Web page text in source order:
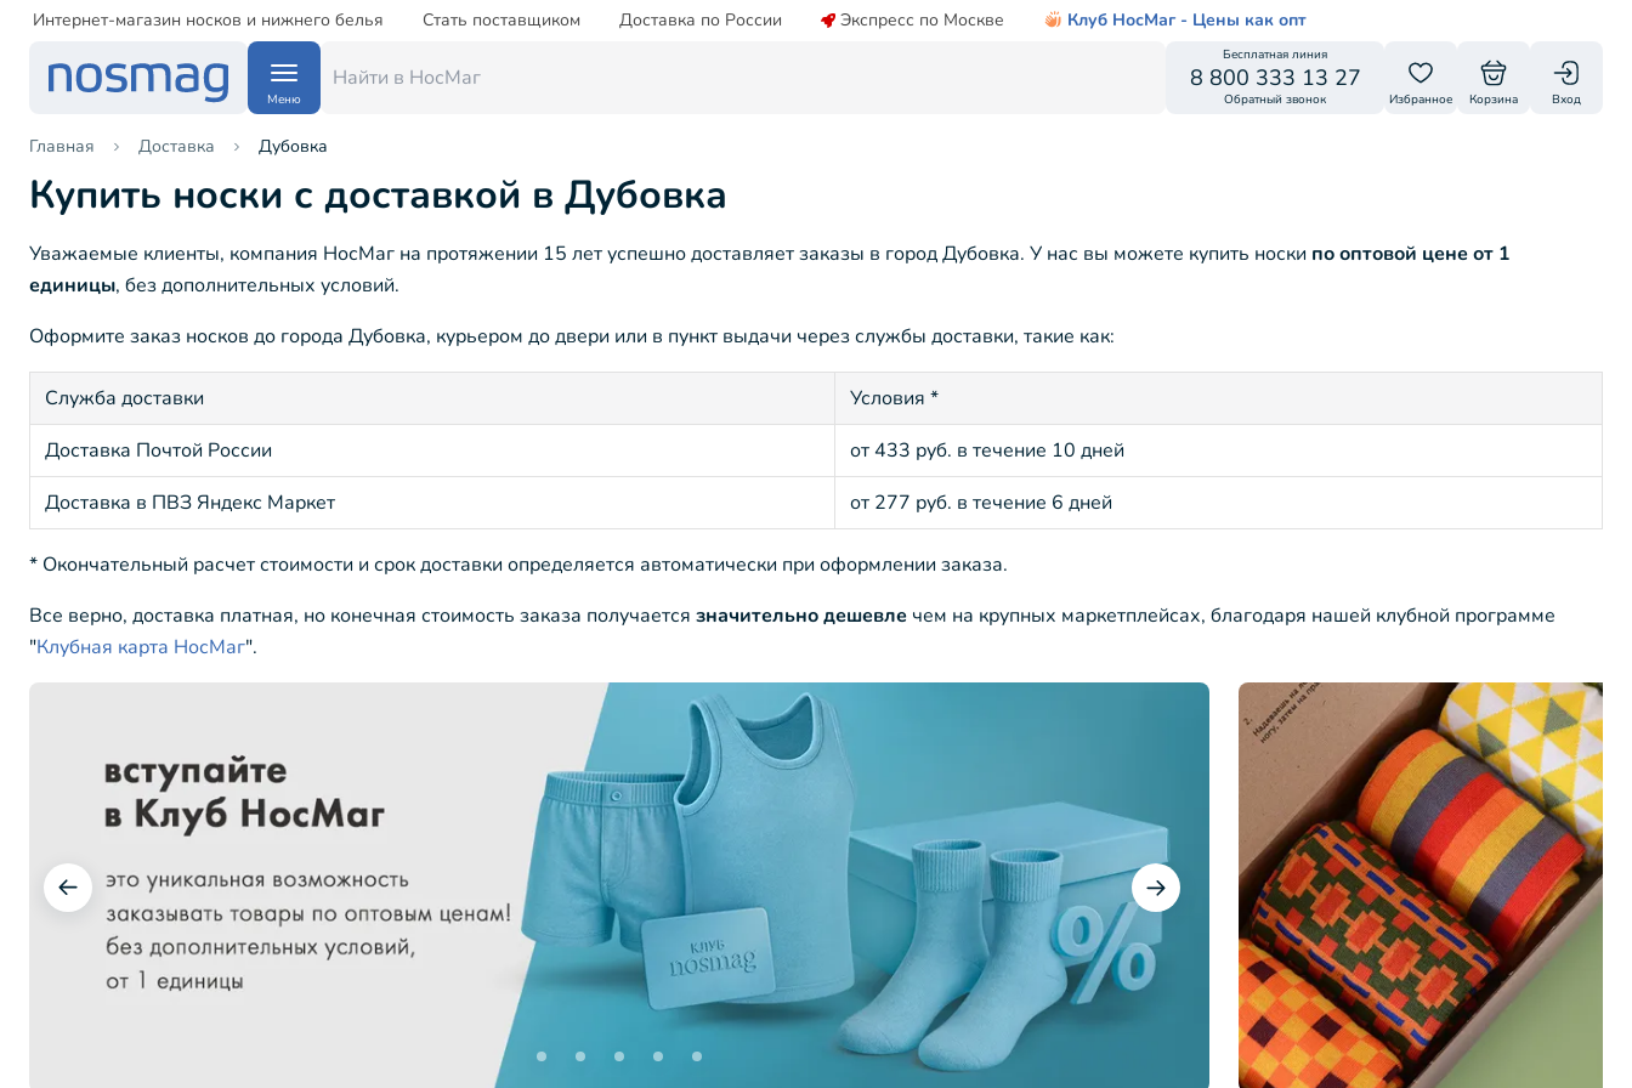
Интернет-магазин носков и нижнего белья Стать поставщиком Доставка по России Экспресс по Москве Клуб НосМаг - Цены как опт
Меню
Бесплатная линия
8 800 333 13 27
Обратный звонок Избранное Корзина Вход
Главная Доставка Дубовка
Купить носки с доставкой в Дубовка
Уважаемые клиенты, компания НосМаг на протяжении 15 лет успешно доставляет заказы в город Дубовка. У нас вы можете купить носки по оптовой цене от 1
единицы, без дополнительных условий.
Оформите заказ носков до города Дубовка, курьером до двери или в пункт выдачи через службы доставки, такие как:
Служба доставки
Условия *
Доставка Почтой России
от 433 руб. в течение 10 дней
Доставка в ПВЗ Яндекс Маркет
от 277 руб. в течение 6 дней
* Окончательный расчет стоимости и срок доставки определяется автоматически при оформлении заказа.
Все верно, доставка платная, но конечная стоимость заказа получается значительно дешевле чем на крупных маркетплейсах, благодаря нашей клубной программе
"Клубная карта НосМаг".